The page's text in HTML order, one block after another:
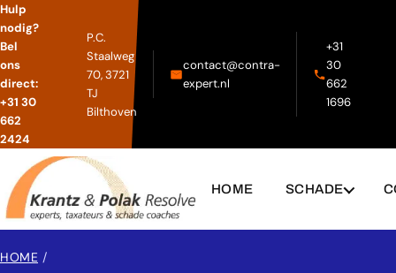
Hulp
nodig?
Bel
ons
direct:
+31 30
662
2424
P.C.
Staalweg
70, 3721
TJ
Bilthoven
contact@contra-
expert.nl
+31
30
662
1696
HOME SCHADE
HOME /